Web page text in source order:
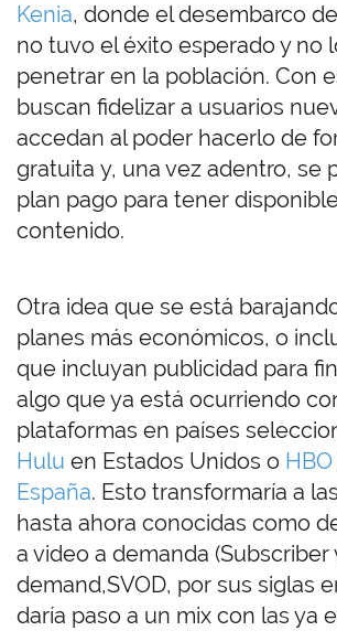
Kenia, donde el desembarco
no tuvo el éxito esperado y no
penetrar en la población. Con
buscan fidelizar a usuarios
accedan al poder hacerlo de
gratuita y, una vez adentro, se
plan pago para tener
contenido.
Otra idea que se está
planes más económicos, o
que incluyan publicidad para
algo que ya está ocurriendo
plataformas en países
Hulu en Estados Unidos o
España. Esto transformaría a
hasta ahora conocidas como
a video a demanda (Subscriber
demand,SVOD, por sus siglas
daría paso a un mix con las ya